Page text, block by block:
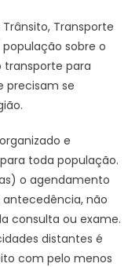
Transporte
sobre o
para
precisam se
e
toda população.
o agendamento
não
consulta ou exame.
distantes é
com pelo menos